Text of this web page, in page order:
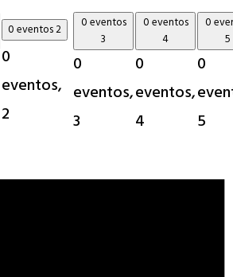
0 eventos2
0
eventos,
2
0 eventos
3
0
eventos,
3
0 eventos
4
0
eventos,
4
0
5
0
5